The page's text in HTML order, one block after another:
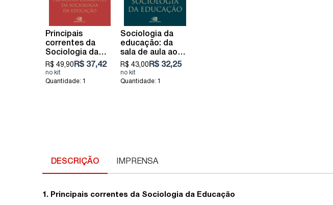
Principais
correntes da
Sociologia da
Educação
R$ 49,90 R$ 37,42
Quantidade: 1
Sociologia da
educação: da
sala de aula aos
conceitos gerais
R$ 43,00 R$ 32,25
Quantidade: 1
DESCRIÇÃO IMPRENSA
1. Principais correntes da Sociologia da Educação